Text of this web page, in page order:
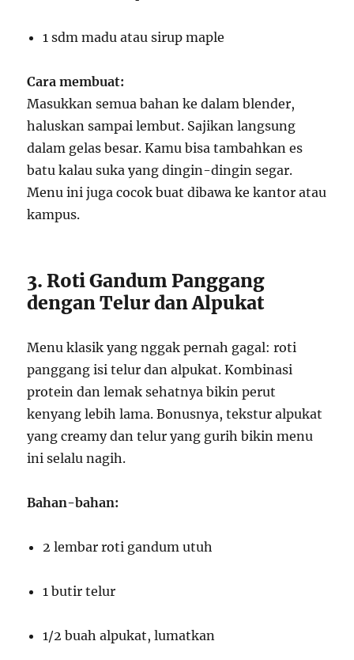
1 sdm madu atau sirup maple
Cara membuat:
Masukkan semua bahan ke dalam blender,
haluskan sampai lembut. Sajikan langsung
dalam gelas besar. Kamu bisa tambahkan es
batu kalau suka yang dingin-dingin segar.
Menu ini juga cocok buat dibawa ke kantor atau
kampus.
3. Roti Gandum Panggang
dengan Telur dan Alpukat
Menu klasik yang nggak pernah gagal: roti
panggang isi telur dan alpukat. Kombinasi
protein dan lemak sehatnya bikin perut
kenyang lebih lama. Bonusnya, tekstur alpukat
yang creamy dan telur yang gurih bikin menu
ini selalu nagih.
Bahan-bahan:
2 lembar roti gandum utuh
1 butir telur
1/2 buah alpukat, lumatkan